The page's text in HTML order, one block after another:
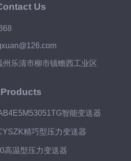
Us
乐清市柳市镇蟾西工业区
Products
智能变送器
精巧型压力变送器
高温型压力变送器